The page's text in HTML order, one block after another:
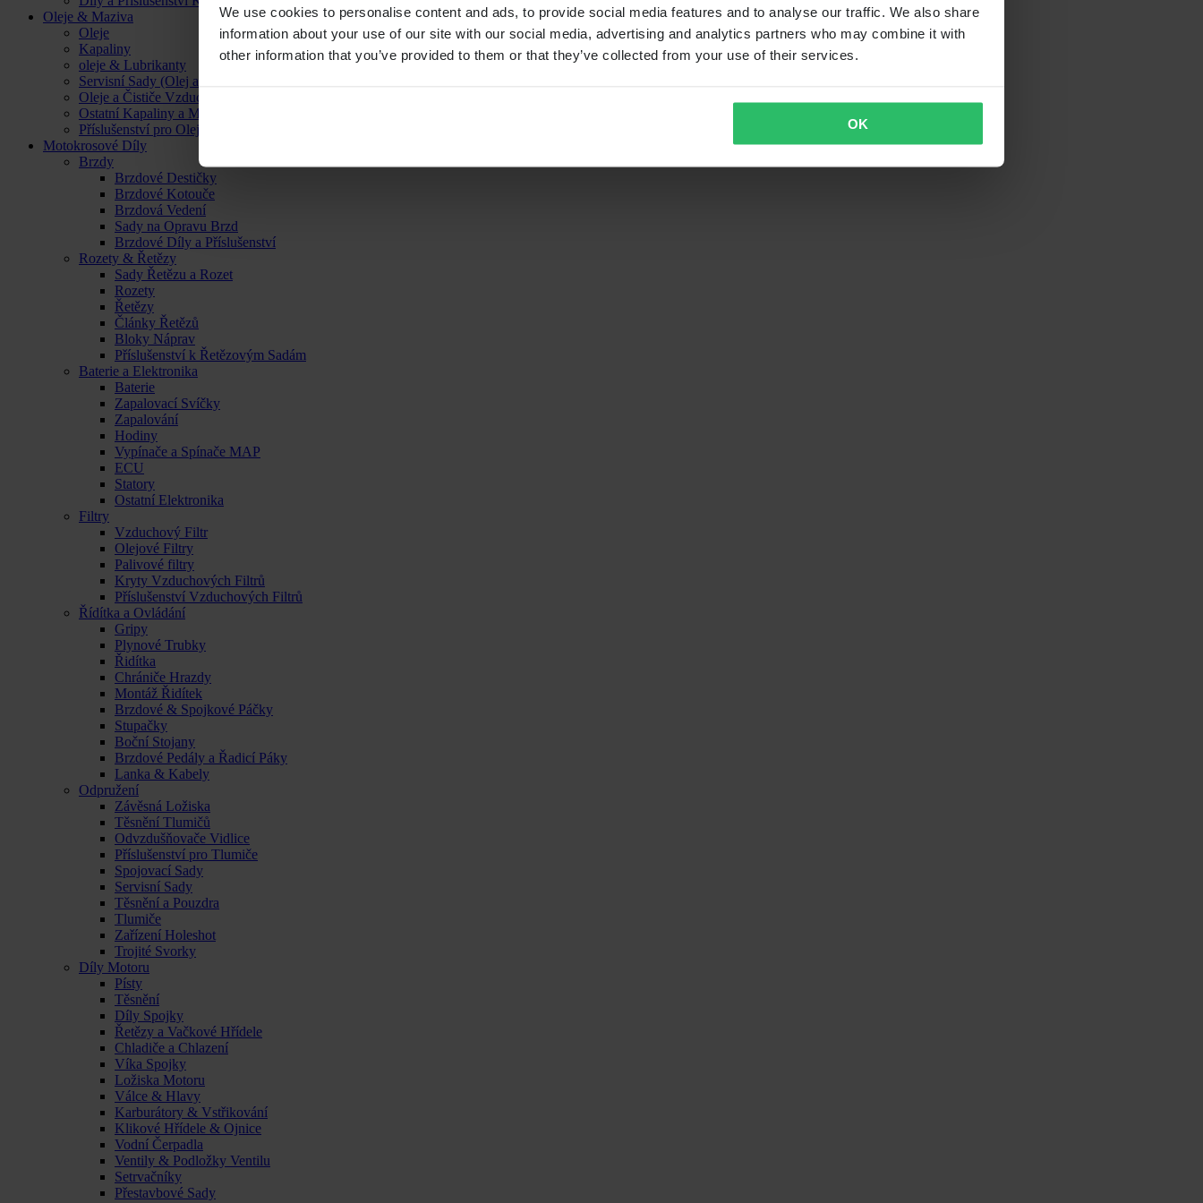
We use cookies to personalise content and ads, to provide social media features and to analyse our traffic. We also share
information about your use of our site with our social media, advertising and analytics partners who may combine it with
other information that you’ve provided to them or that they’ve collected from your use of their services.
OK
Oleje & Maziva
Oleje
Kapaliny
oleje & Lubrikanty
Servisní Sady (Olej a Filtr)
Oleje a Čističe Vzduchových Filtrů
Ostatní Kapaliny a Maziva
Příslušenství pro Oleje, Kapaliny a Maziva
Motokrosové Díly
Brzdy
Brzdové Destičky
Brzdové Kotouče
Brzdová Vedení
Sady na Opravu Brzd
Brzdové Díly a Příslušenství
Rozety & Řetězy
Sady Řetězu a Rozet
Rozety
Řetězy
Články Řetězů
Bloky Náprav
Příslušenství k Řetězovým Sadám
Baterie a Elektronika
Baterie
Zapalovací Svíčky
Zapalování
Hodiny
Vypínače a Spínače MAP
ECU
Statory
Ostatní Elektronika
Filtry
Vzduchový Filtr
Olejové Filtry
Palivové filtry
Kryty Vzduchových Filtrů
Příslušenství Vzduchových Filtrů
Řídítka a Ovládání
Gripy
Plynové Trubky
Řidítka
Chrániče Hrazdy
Montáž Řidítek
Brzdové & Spojkové Páčky
Stupačky
Boční Stojany
Brzdové Pedály a Řadicí Páky
Lanka & Kabely
Odpružení
Závěsná Ložiska
Těsnění Tlumičů
Odvzdušňovače Vidlice
Příslušenství pro Tlumiče
Spojovací Sady
Servisní Sady
Těsnění a Pouzdra
Tlumiče
Zařízení Holeshot
Trojité Svorky
Díly Motoru
Písty
Těsnění
Díly Spojky
Řetězy a Vačkové Hřídele
Chladiče a Chlazení
Víka Spojky
Ložiska Motoru
Válce & Hlavy
Karburátory & Vstřikování
Klikové Hřídele & Ojnice
Vodní Čerpadla
Ventily & Podložky Ventilu
Setrvačníky
Přestavbové Sady